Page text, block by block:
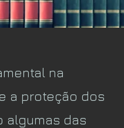
na
a proteção dos
algumas das